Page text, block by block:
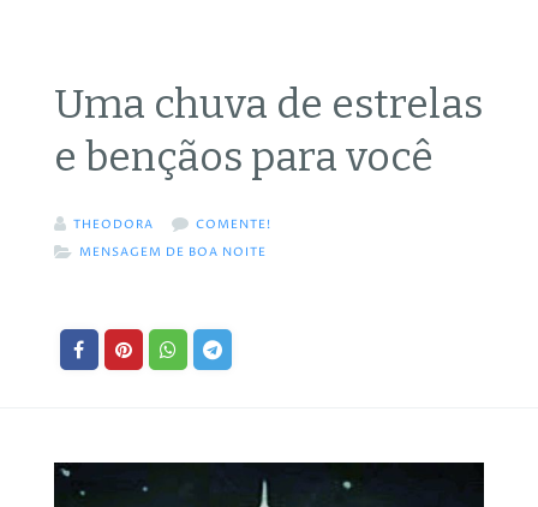
Uma chuva de estrelas
e bençãos para você
THEODORA
COMENTE!
MENSAGEM DE BOA NOITE